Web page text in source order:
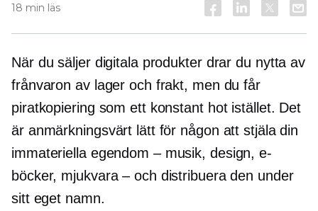
18 min läs
När du säljer digitala produkter drar du nytta av
frånvaron av lager och frakt, men du får
piratkopiering som ett konstant hot istället. Det
är anmärkningsvärt lätt för någon att stjäla din
immateriella egendom – musik, design, e-
böcker, mjukvara – och distribuera den under
sitt eget namn.